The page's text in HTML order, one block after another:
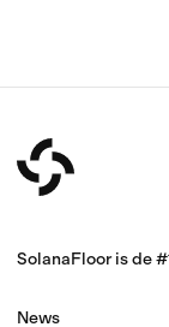
SolanaFloor is de
News